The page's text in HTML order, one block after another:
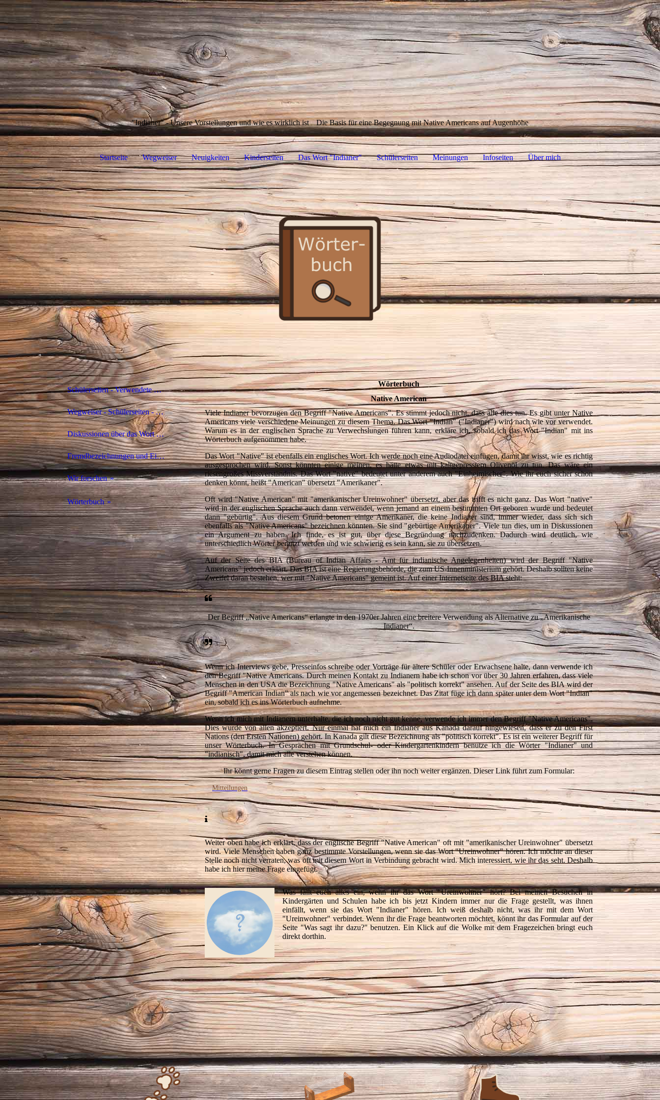
"Indianer" - Unsere Vorstellungen und wie es wirklich ist Die Basis für eine Begegnung mit Native Americans auf Augenhöhe
Startseite Wegweiser Neuigkeiten Kinderseiten Das Wort "Indianer" Schülerseiten Meinungen Infoseiten Über mich
Schülerseiten - Verwendete Begriffe
Wegweiser - Schülerseiten - Beitragsübersicht
Diskussionen über das Wort "Indianer"
Fremdbezeichnungen und Eigenbezeichnungen
Wir forschen
Wie hat Kolumbus die Menschen in Amerika genannt?
Wörterbuch
Native American
Wörterbuch
Native American
Viele Indianer bevorzugen den Begriff "Native Americans". Es stimmt jedoch nicht, dass alle dies tun. Es gibt unter Native
Americans viele verschiedene Meinungen zu diesem Thema. Das Wort "Indian" ("Indianer") wird nach wie vor verwendet.
Warum es in der englischen Sprache zu Verwechslungen führen kann, erkläre ich, sobald ich das Wort "Indian" mit ins
Wörterbuch aufgenommen habe.
Das Wort "Native" ist ebenfalls ein englisches Wort. Ich werde noch eine Audiodatei einfügen, damit ihr wisst, wie es richtig
ausgesprochen wird. Sonst könnten einige meinen, es hätte etwas mit kaltgepresstem Olivenöl zu tun. Das wäre ein
riesengroßes Missverständnis. Das Wort "native" bedeutet unter anderem auch "Einheimischer". Wie ihr euch sicher schon
denken könnt, heißt "American" übersetzt "Amerikaner".
Oft wird "Native American" mit "amerikanischer Ureinwohner" übersetzt, aber das trifft es nicht ganz. Das Wort "native"
wird in der englischen Sprache auch dann verwendet, wenn jemand an einem bestimmten Ort geboren wurde und bedeutet
dann "gebürtig". Aus diesem Grund betonen einige Amerikaner, die keine Indianer sind, immer wieder, dass sich sich
ebenfalls als "Native Americans" bezeichnen könnten. Sie sind "gebürtige Amerikaner". Viele tun dies, um in Diskussionen
ein Argument zu haben. Ich finde, es ist gut, über diese Begründung nachzudenken. Dadurch wird deutlich, wie
unterschiedlich Wörter benutzt werden und wie schwierig es sein kann, sie zu übersetzen.
Auf der Seite des BIA (Bureau of Indian Affairs - Amt für indianische Angelegenheiten) wird der Begriff "Native
Americans" jedoch erklärt. Das BIA ist eine Regierungsbehörde, die zum US-Innenministerium gehört. Deshalb sollten keine
Zweifel daran bestehen, wer mit "Native Americans" gemeint ist. Auf einer Internetseite des BIA steht:
Der Begriff „Native Americans“ erlangte in den 1970er Jahren eine breitere Verwendung als Alternative zu „Amerikanische
Indianer“.
Wenn ich Interviews gebe, Presseinfos schreibe oder Vorträge für ältere Schüler oder Erwachsene halte, dann verwende ich
den Begriff "Native Americans. Durch meinen Kontakt zu Indianern habe ich schon vor über 30 Jahren erfahren, dass viele
Menschen in den USA die Bezeichnung "Native Americans" als "politisch korrekt" ansehen. Auf der Seite des BIA wird der
Begriff "American Indian" als nach wie vor angemessen bezeichnet. Das Zitat füge ich dann später unter dem Wort "Indian"
ein, sobald ich es ins Wörterbuch aufnehme.
Wenn ich mich mit Indianern unterhalte, die ich noch nicht gut kenne, verwende ich immer den Begriff "Native Americans".
Dies wurde von allen akzeptiert. Nur einmal hat mich ein Indianer aus Kanada darauf hingewiesen, dass er zu den First
Nations (den Ersten Nationen) gehört. In Kanada gilt diese Bezeichnung als "politisch korrekt". Es ist ein weiterer Begriff für
unser Wörterbuch. In Gesprächen mit Grundschul- oder Kindergartenkindern benutze ich die Wörter "Indianer" und
"indianisch", damit mich alle verstehen können.
Ihr könnt gerne Fragen zu diesem Eintrag stellen oder ihn noch weiter ergänzen. Dieser Link führt zum Formular:
Mitteilungen
Weiter oben habe ich erklärt, dass der englische Begriff "Native American" oft mit "amerikanischer Ureinwohner" übersetzt
wird. Viele Menschen haben ganz bestimmte Vorstellungen, wenn sie das Wort "Ureinwohner" hören. Ich möchte an dieser
Stelle noch nicht verraten, was oft mit diesem Wort in Verbindung gebracht wird. Mich interessiert, wie ihr das seht. Deshalb
habe ich hier meine Frage eingefügt.
Was fällt euch alles ein, wenn ihr das Wort "Ureinwohner" hört? Bei meinen Besuchen in
Kindergärten und Schulen habe ich bis jetzt Kindern immer nur die Frage gestellt, was ihnen
einfällt, wenn sie das Wort "Indianer" hören. Ich weiß deshalb nicht, was ihr mit dem Wort
"Ureinwohner" verbindet. Wenn ihr die Frage beantworten möchtet, könnt ihr das Formular auf der
Seite "Was sagt ihr dazu?" benutzen. Ein Klick auf die Wolke mit dem Fragezeichen bringt euch
direkt dorthin.